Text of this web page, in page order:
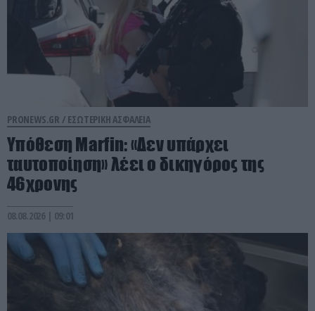
PRONEWS.GR / ΕΣΩΤΕΡΙΚΗ ΑΣΦΑΛΕΙΑ
Υπόθεση Marfin: «Δεν υπάρχει
ταυτοποίηση» λέει ο δικηγόρος της
46χρονης
08.08.2026 | 09:01